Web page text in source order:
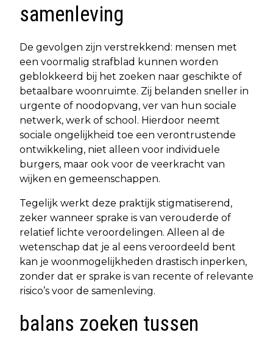
samenleving
De gevolgen zijn verstrekkend: mensen met
een voormalig strafblad kunnen worden
geblokkeerd bij het zoeken naar geschikte of
betaalbare woonruimte. Zij belanden sneller in
urgente of noodopvang, ver van hun sociale
netwerk, werk of school. Hierdoor neemt
sociale ongelijkheid toe een verontrustende
ontwikkeling, niet alleen voor individuele
burgers, maar ook voor de veerkracht van
wijken en gemeenschappen.
Tegelijk werkt deze praktijk stigmatiserend,
zeker wanneer sprake is van verouderde of
relatief lichte veroordelingen. Alleen al de
wetenschap dat je al eens veroordeeld bent
kan je woonmogelijkheden drastisch inperken,
zonder dat er sprake is van recente of relevante
risico’s voor de samenleving.
balans zoeken tussen